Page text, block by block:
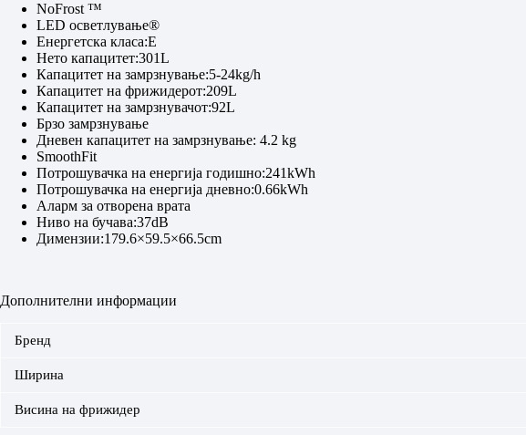
NoFrost ™
LED осветлување®
Енергетска класа:E
Нето капацитет:301L
Капацитет на замрзнување:5-24kg/h
Капацитет на фрижидерот:209L
Капацитет на замрзнувачот:92L
Брзо замрзнување
Дневен капацитет на замрзнување: 4.2 kg
SmoothFit
Потрошувачка на енергија годишно:241kWh
Потрошувачка на енергија дневно:0.66kWh
Аларм за отворена врата
Ниво на бучава:37dB
Димензии:179.6×59.5×66.5cm
Дополнителни информации
Бренд
Ширина
Висина на фрижидер